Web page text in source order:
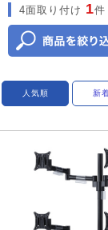
4面取り付け 1件
人気順 新